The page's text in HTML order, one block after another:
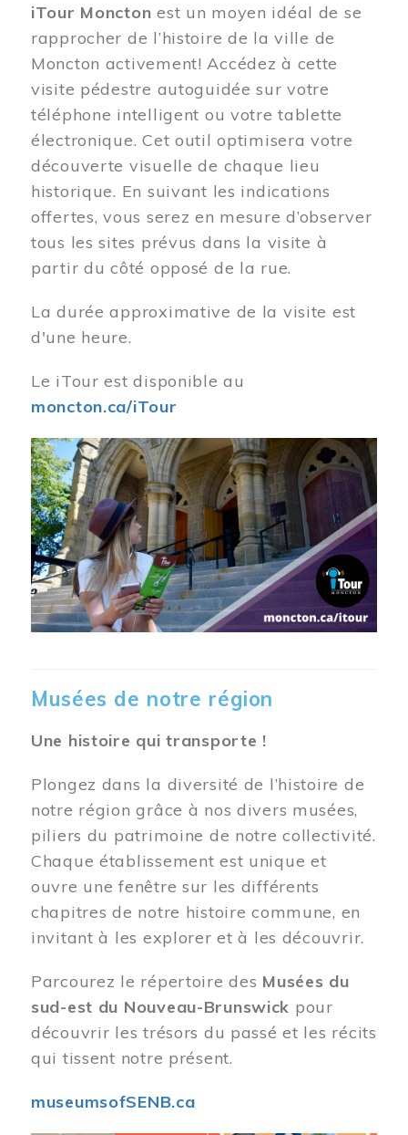
iTour Moncton est un moyen idéal de se
rapprocher de l’histoire de la ville de
Moncton activement! Accédez à cette
visite pédestre autoguidée sur votre
téléphone intelligent ou votre tablette
électronique. Cet outil optimisera votre
découverte visuelle de chaque lieu
historique. En suivant les indications
offertes, vous serez en mesure d’observer
tous les sites prévus dans la visite à
partir du côté opposé de la rue.
La durée approximative de la visite est
d'une heure.
Le iTour est disponible au
moncton.ca/iTour
Musées de notre région
Une histoire qui transporte !
Plongez dans la diversité de l’histoire de
notre région grâce à nos divers musées,
piliers du patrimoine de notre collectivité.
Chaque établissement est unique et
ouvre une fenêtre sur les différents
chapitres de notre histoire commune, en
invitant à les explorer et à les découvrir.
Parcourez le répertoire des Musées du
sud-est du Nouveau-Brunswick pour
découvrir les trésors du passé et les récits
qui tissent notre présent.
museumsofSENB.ca